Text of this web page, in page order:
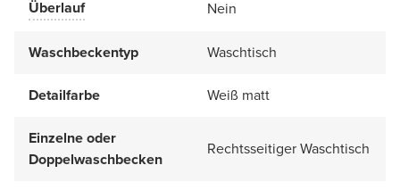
Überlauf Nein
Waschbeckentyp Waschtisch
Detailfarbe Weiß matt
Einzelne oder
Doppelwaschbecken
Rechtsseitiger Waschtisch